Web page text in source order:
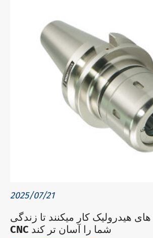
2025/07/21
هیدرولیک کار میکنند تا زندگی
CNC شما را آسان تر کند